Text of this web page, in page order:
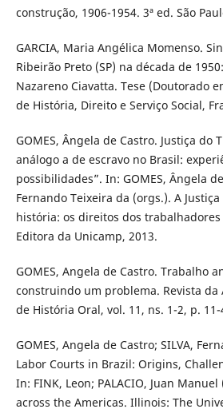
construção, 1906-1954. 3ª ed. São
GARCIA, Maria Angélica Momenso.
Ribeirão Preto (SP) na década de
Nazareno Ciavatta. Tese (Doutorado
de História, Direito e Serviço Social,
GOMES, Ângela de Castro. Justiça do
análogo a de escravo no Brasil:
possibilidades”. In: GOMES, Ângela
Fernando Teixeira da (orgs.). A
história: os direitos dos
Editora da Unicamp, 2013.
GOMES, Angela de Castro. Trabalho
construindo um problema. Revista da
de História Oral, vol. 11, ns. 1-2, p.
GOMES, Angela de Castro; SILVA,
Labor Courts in Brazil: Origins,
In: FINK, Leon; PALACIO, Juan
across the Americas. Illinois: The